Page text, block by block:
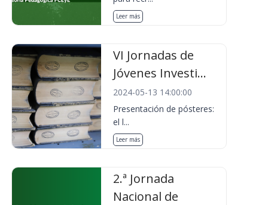
Leer más
VI Jornadas de
Jóvenes Investi...
2024-05-13 14:00:00
Presentación de pósteres:
el l...
Leer más
2.ª Jornada
Nacional de